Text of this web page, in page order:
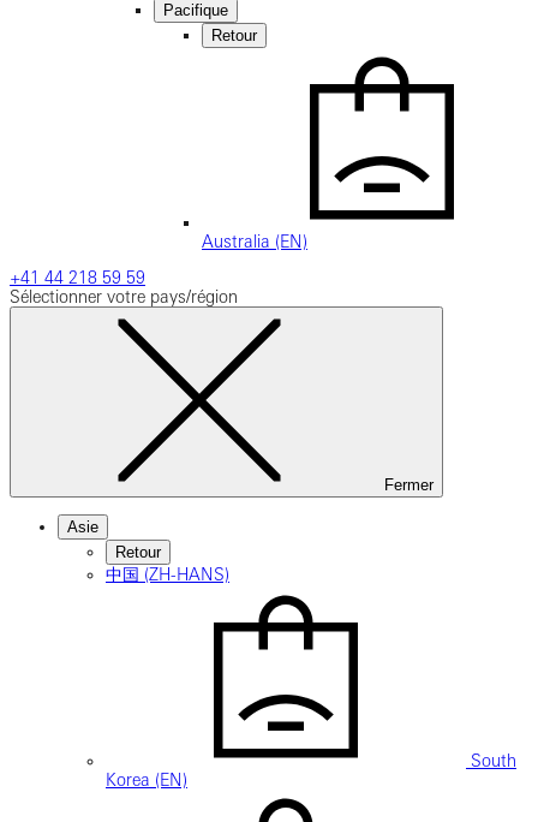
Pacifique
Retour
Australia (EN)
+41 44 218 59 59
Sélectionner votre pays/région
Fermer
Asie
Retour
中国 (ZH-HANS)
South
Korea (EN)